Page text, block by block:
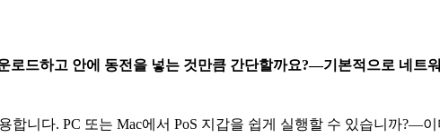
로드하고 안에 동전을 넣는 것만큼 간단할까요?—기본적으로 네트
합니다. PC 또는 Mac에서 PoS 지갑을 쉽게 실행할 수 있습니까?—